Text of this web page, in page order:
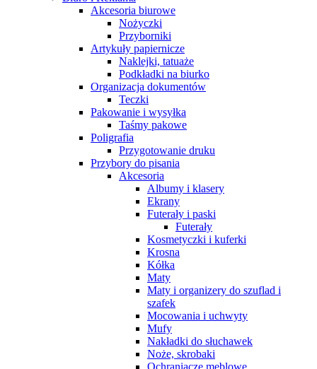
Akcesoria biurowe
Nożyczki
Przyborniki
Artykuły papiernicze
Naklejki, tatuaże
Podkładki na biurko
Organizacja dokumentów
Teczki
Pakowanie i wysyłka
Taśmy pakowe
Poligrafia
Przygotowanie druku
Przybory do pisania
Akcesoria
Albumy i klasery
Ekrany
Futerały i paski
Futerały
Kosmetyczki i kuferki
Krosna
Kółka
Maty
Maty i organizery do szuflad i
szafek
Mocowania i uchwyty
Mufy
Nakładki do słuchawek
Noże, skrobaki
Ochraniacze meblowe